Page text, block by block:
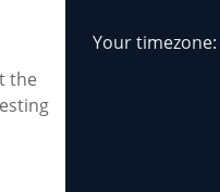
the
Your timezone: